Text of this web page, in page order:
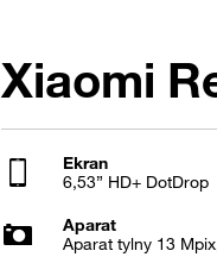
Xiaomi
Ekran
6,53” HD+ DotDrop
Aparat
Aparat tylny 13